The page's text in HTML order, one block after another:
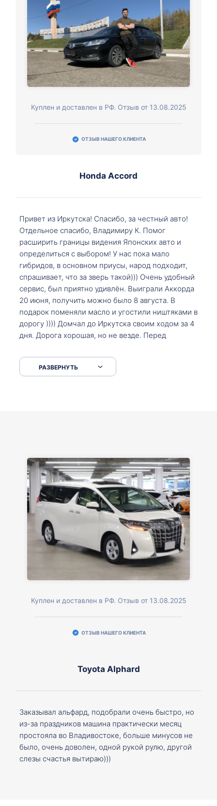
Куплен и доставлен в РФ. Отзыв от 13.08.2025
ОТЗЫВ НАШЕГО КЛИЕНТА
Honda Accord
Привет из Иркутска! Спасибо, за честный авто!
Отдельное спасибо, Владимиру К. Помог
расширить границы видения Японских авто и
определиться с выбором! У нас пока мало
гибридов, в основном приусы, народ подходит,
спрашивает, что за зверь такой))) Очень удобный
сервис, был приятно удивлён. Выиграли Аккорда
20 июня, получить можно было 8 августа. В
подарок поменяли масло и угостили ништяками в
дорогу )))) Домчал до Иркутска своим ходом за 4
дня. Дорога хорошая, но не везде. Перед
серпантинах по пути следования.
РАЗВЕРНУТЬ
Куплен и доставлен в РФ. Отзыв от 13.08.2025
ОТЗЫВ НАШЕГО КЛИЕНТА
Toyota Alphard
Заказывал альфард, подобрали очень быстро, но
из-за праздников машина практически месяц
простояла во Владивостоке, больше минусов не
было, очень доволен, одной рукой рулю, другой
слезы счастья вытираю)))